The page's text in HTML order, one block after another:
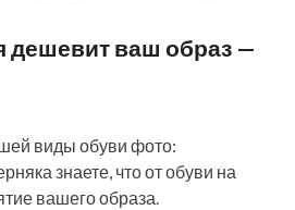
дешевит ваш образ —
виды обуви фото:
знаете, что от обуви на
вашего образа.